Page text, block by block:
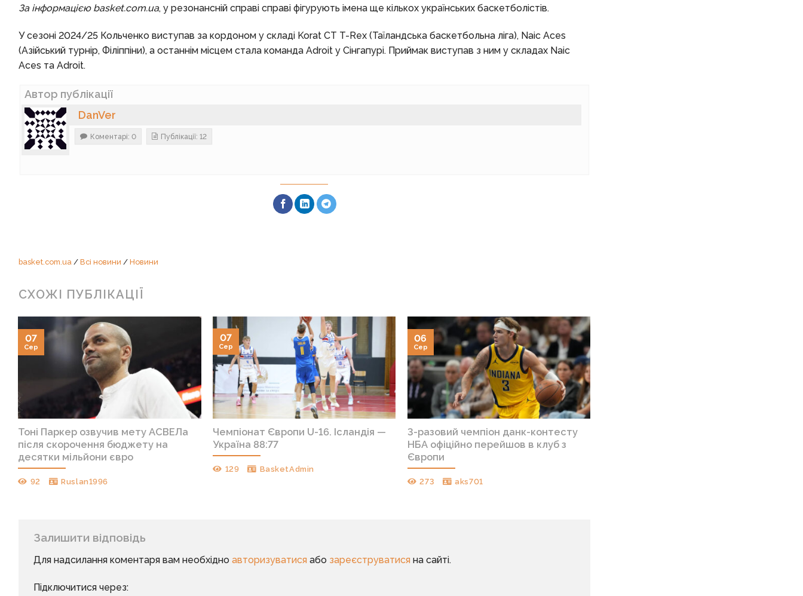
За інформацією basket.com.ua, у резонансній справі справі фігурують імена ще кількох українських баскетболістів.
У сезоні 2024/25 Кольченко виступав за кордоном у складі Korat CT T-Rex (Таїландська баскетбольна ліга), Naic Aces
(Азійський турнір, Філіппіни), а останнім місцем стала команда Adroit у Сінгапурі. Приймак виступав з ним у складах Naic
Aces та Adroit.
Автор публікації
DanVer
Коментарі: 0 Публікації: 12
basket.com.ua/ Всі новини / Новини
СХОЖІ ПУБЛІКАЦІЇ
Тоні Паркер озвучив мету АСВЕЛа
після скорочення бюджету на
десятки мільйони євро
92 Ruslan1996
07
Сер
Чемпіонат Європи U-16. Ісландія —
Україна 88:77
129 BasketAdmin
07
Сер
3-разовий чемпіон данк-контесту
НБА офіційно перейшов в клуб з
Європи
273 aks701
06
Сер
Залишити відповідь
Для надсилання коментаря вам необхідно авторизуватисяабо зареєструватисяна сайті.
Підключитися через: